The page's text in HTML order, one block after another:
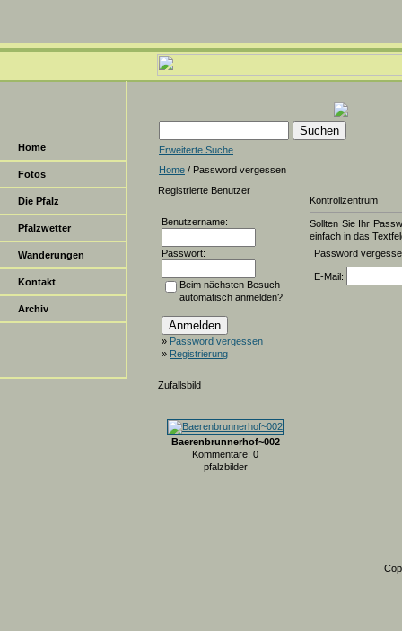
Home
Fotos
Die Pfalz
Pfalzwetter
Wanderungen
Kontakt
Archiv
Erweiterte Suche
Home / Password vergessen
Registrierte Benutzer
Benutzername:
Passwort:
Beim nächsten Besuch
automatisch anmelden?
» Password vergessen
» Registrierung
Zufallsbild
Baerenbrunnerhof~002
Kommentare: 0
pfalzbilder
Kontrollzentrum
Sollten Sie Ihr
einfach in das
Password
E-Mail: